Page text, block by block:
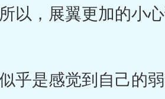
，展翼更加的小心
是感觉到自己的弱